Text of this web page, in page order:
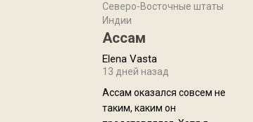
аккаунты
Северо-Восточные штаты
Индии
Ассам
Elena Vasta
13 дней назад
Ассам оказался совсем не
таким, каким он